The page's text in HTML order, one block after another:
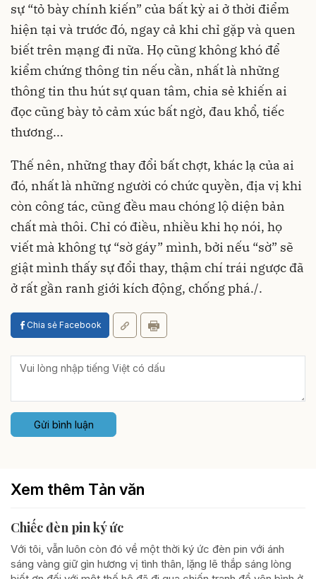
sự “tỏ bày chính kiến” của bất kỳ ai ở thời điểm
hiện tại và trước đó, ngay cả khi chỉ gặp và quen
biết trên mạng đi nữa. Họ cũng không khó để
kiểm chứng thông tin nếu cần, nhất là những
thông tin thu hút sự quan tâm, chia sẻ khiến ai
đọc cũng bày tỏ cảm xúc bất ngờ, đau khổ, tiếc
thương...
Thế nên, những thay đổi bất chợt, khác lạ của ai
đó, nhất là những người có chức quyền, địa vị khi
còn công tác, cũng đều mau chóng lộ diện bản
chất mà thôi. Chỉ có điều, nhiều khi họ nói, họ
viết mà không tự “sờ gáy” mình, bởi nếu “sờ” sẽ
giật mình thấy sự đổi thay, thậm chí trái ngược đã
ở rất gần ranh giới kích động, chống phá./.
Chia sẻ Facebook
Gửi bình luận
Xem thêm Tản văn
Chiếc đèn pin ký ức
Với tôi, vẫn luôn còn đó về một thời ký ức đèn pin với ánh
sáng vàng giữ gìn hương vị tình thân, lặng lẽ thắp sáng lòng